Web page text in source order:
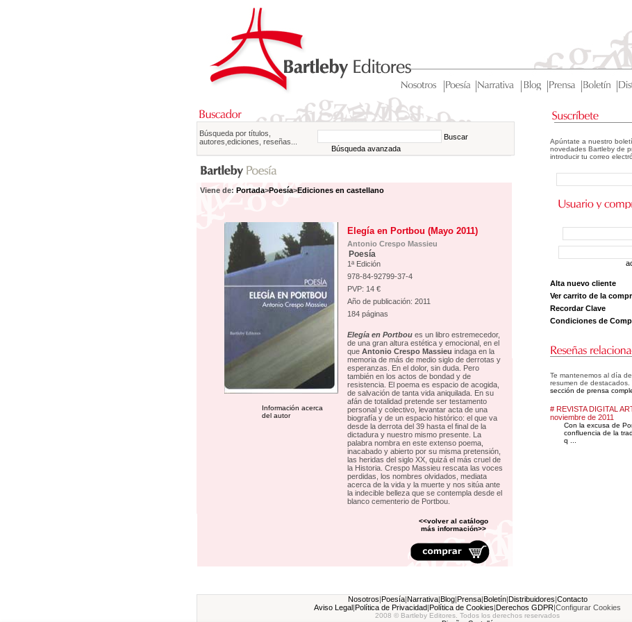
Apúntate a nuestro
novedades Bartleby de
introducir tu correo
Alta nuevo cliente
Ver carrito de la
Recordar Clave
Condiciones de
Te mantenemos al día
resumen de destacados.
sección de prensa
# REVISTA DIGITAL
noviembre de 2011
Con la excusa de
confluencia de la
q ...
Búsqueda por títulos,
autores,ediciones, reseñas...
Buscar
Búsqueda avanzada
Viene de: Portada>Poesía>Ediciones en castellano
Elegía en Portbou (Mayo 2011)
Antonio Crespo Massieu
Poesía
1ª Edición
978-84-92799-37-4
PVP: 14 €
Año de publicación: 2011
184 páginas
Elegía en Portboues un libro estremecedor,
de una gran altura estética y emocional, en el
que Antonio Crespo Massieu indaga en la
memoria de más de medio siglo de derrotas y
esperanzas. En el dolor, sin duda. Pero
también en los actos de bondad y de
resistencia. El poema es espacio de acogida,
de salvación de tanta vida aniquilada. En su
afán de totalidad pretende ser testamento
personal y colectivo, levantar acta de una
biografía y de un espacio histórico: el que va
desde la derrota del 39 hasta el final de la
dictadura y nuestro mismo presente. La
palabra nombra en este extenso poema,
inacabado y abierto por su misma pretensión,
las heridas del siglo XX, quizá el más cruel de
la Historia. Crespo Massieu rescata las voces
perdidas, los nombres olvidados, mediata
acerca de la vida y la muerte y nos sitúa ante
la indecible belleza que se contempla desde el
blanco cementerio de Portbou.
Información acerca
del autor
<<volver al catálogo
más información>>
Nosotros|Poesía|Narrativa|Blog|Prensa|Boletín|Distribuidores|Contacto
Aviso Legal|Política de Privacidad|Política de Cookies|Derechos GDPR|Configurar Cookies
2008 © Bartleby Editores. Todos los derechos reservados